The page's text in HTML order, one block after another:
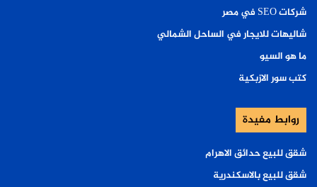
شركات SEO في مصر
شاليهات للايجار في الساحل الشمالي
ما هو السيو
كتب سور الازبكية
روابط مفيدة
شقق للبيع حدائق الاهرام
شقق للبيع بالاسكندرية